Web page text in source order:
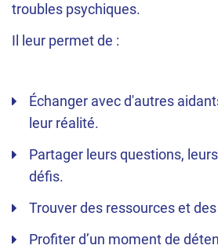
troubles psychiques.
Il leur permet de :
Échanger avec d'autres
leur réalité.
Partager leurs questions,
défis.
Trouver des ressources et
Profiter d’un moment de